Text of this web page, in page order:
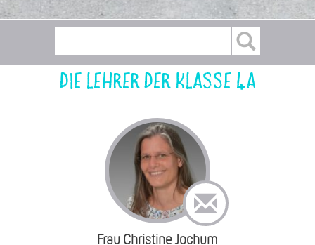
Die Lehrer der Klasse 4a
Frau Christine Jochum